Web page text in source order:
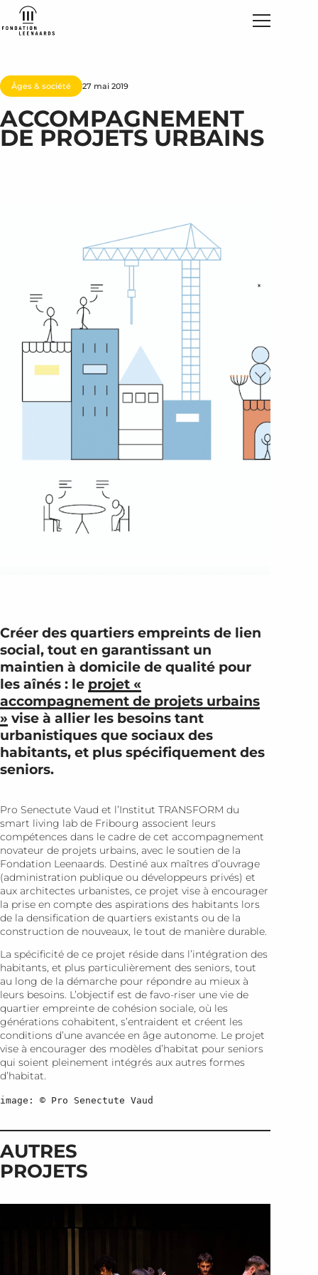
Âges & société 27 mai 2019
ACCOMPAGNEMENT
DE PROJETS URBAINS
Créer des quartiers empreints de lien
social, tout en garantissant un
maintien à domicile de qualité pour
les aînés : le projet «
accompagnement de projets urbains
» vise à allier les besoins tant
urbanistiques que sociaux des
habitants, et plus spécifiquement des
seniors.
Pro Senectute Vaud et l’Institut TRANSFORM du
smart living lab de Fribourg associent leurs
compétences dans le cadre de cet accompagnement
novateur de projets urbains, avec le soutien de la
Fondation Leenaards. Destiné aux maîtres d’ouvrage
(administration publique ou développeurs privés) et
aux architectes urbanistes, ce projet vise à encourager
la prise en compte des aspirations des habitants lors
de la densification de quartiers existants ou de la
construction de nouveaux, le tout de manière durable.
La spécificité de ce projet réside dans l’intégration des
habitants, et plus particulièrement des seniors, tout
au long de la démarche pour répondre au mieux à
leurs besoins. L’objectif est de favo-riser une vie de
quartier empreinte de cohésion sociale, où les
générations cohabitent, s’entraident et créent les
conditions d’une avancée en âge autonome. Le projet
vise à encourager des modèles d’habitat pour seniors
qui soient pleinement intégrés aux autres formes
d’habitat.
image: © Pro Senectute Vaud
AUTRES
PROJETS